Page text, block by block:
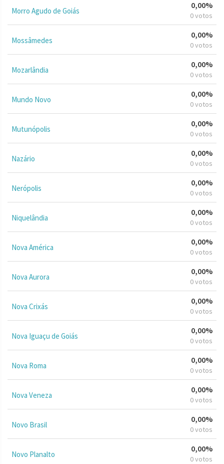
Morro Agudo de Goiás
0,00%
0 votos
Mossâmedes
0,00%
0 votos
Mozarlândia
0,00%
0 votos
Mundo Novo
0,00%
0 votos
Mutunópolis
0,00%
0 votos
Nazário
0,00%
0 votos
Nerópolis
0,00%
0 votos
Niquelândia
0,00%
0 votos
Nova América
0,00%
0 votos
Nova Aurora
0,00%
0 votos
Nova Crixás
0,00%
0 votos
Nova Iguaçu de Goiás
0,00%
0 votos
Nova Roma
0,00%
0 votos
Nova Veneza
0,00%
0 votos
Novo Brasil
0,00%
0 votos
Novo Planalto
0,00%
0 votos